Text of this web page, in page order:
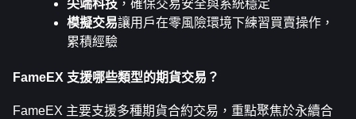
尖端科技 ，確保交易安全與系統穩定
模擬交易讓用戶在零風險環境下練習買賣操作，
累積經驗
FameEX 支援哪些類型的期貨交易？
FameEX 主要支援多種期貨合約交易，重點聚焦於永續合